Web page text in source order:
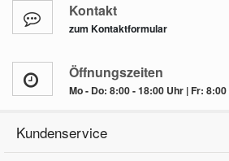
Kontakt
zum Kontaktformular
Öffnungszeiten
Mo - Do: 8:00 - 18:00 Uhr | Fr:
Kundenservice